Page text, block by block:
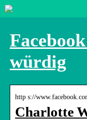
würdig
http s://
Charlotte